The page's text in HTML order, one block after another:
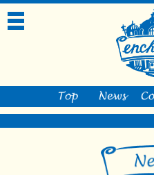
toggle